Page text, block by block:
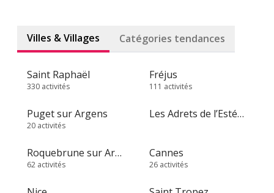
Villes & Villages Catégories tendances
Saint Raphaël
330 activités
Fréjus
111 activités
Puget sur Argens
20 activités
Les Adrets de l’Estérel
Roquebrune sur Argens
62 activités
Cannes
26 activités